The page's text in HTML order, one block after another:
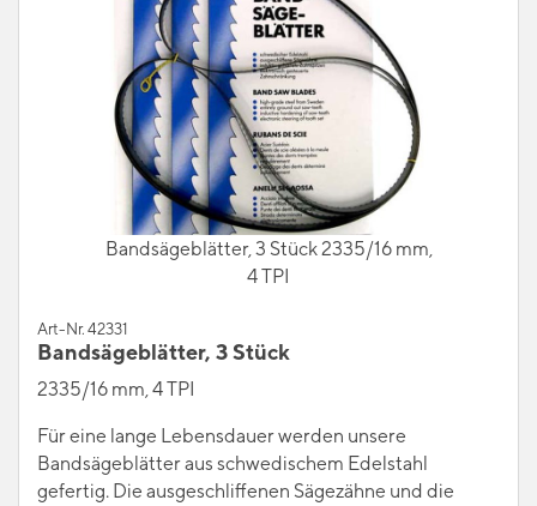
Bandsägeblätter, 3 Stück 2335/16 mm,
4 TPI
Art-Nr. 42331
Bandsägeblätter, 3 Stück
2335/16 mm, 4 TPI
Für eine lange Lebensdauer werden unsere
Bandsägeblätter aus schwedischem Edelstahl
gefertig. Die ausgeschliffenen Sägezähne und die